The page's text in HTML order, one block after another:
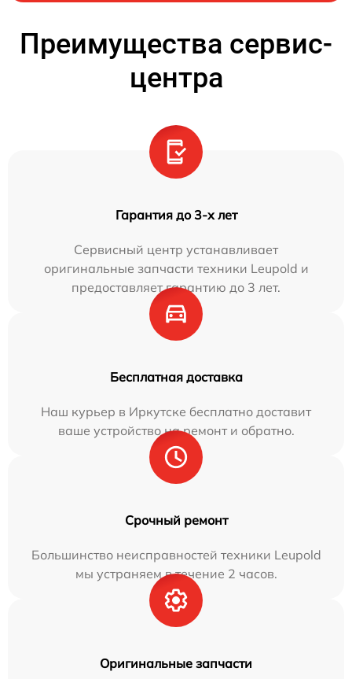
Преимущества сервис-
центра
Гарантия до 3-х лет
Сервисный центр устанавливает
оригинальные запчасти техники Leupold и
предоставляет гарантию до 3 лет.
Бесплатная доставка
Наш курьер в Иркутске бесплатно доставит
ваше устройство на ремонт и обратно.
Срочный ремонт
Большинство неисправностей техники Leupold
мы устраняем в течение 2 часов.
Оригинальные запчасти